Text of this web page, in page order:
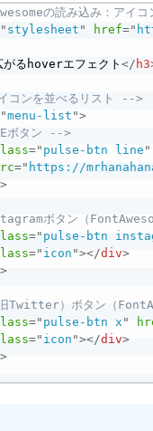
の読み込み：アイコ
" stylesheet " href="
がるhoverエフェクト</ h3
コンを並べるリスト -->
"menu-list ">
タン -->
=" pulse-btn line "
=" https://
>
ボタン（
=" pulse-btn
=" icon "></div>
>
）ボタン（
=" pulse-btn x "
=" icon "></div>
>